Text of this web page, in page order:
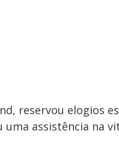
reservou elogios
assistência na